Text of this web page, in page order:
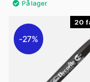
20
27%